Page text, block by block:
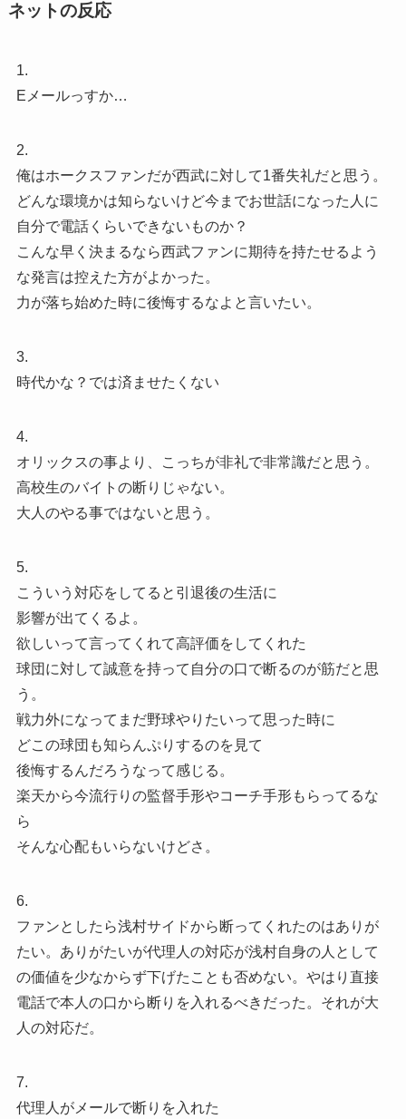
ネットの反応
1.
Eメールっすか…
2.
俺はホークスファンだが西武に対して1番失礼だと思う。
どんな環境かは知らないけど今までお世話になった人に
自分で電話くらいできないものか？
こんな早く決まるなら西武ファンに期待を持たせるよう
な発言は控えた方がよかった。
力が落ち始めた時に後悔するなよと言いたい。
3.
時代かな？では済ませたくない
4.
オリックスの事より、こっちが非礼で非常識だと思う。
高校生のバイトの断りじゃない。
大人のやる事ではないと思う。
5.
こういう対応をしてると引退後の生活に
影響が出てくるよ。
欲しいって言ってくれて高評価をしてくれた
球団に対して誠意を持って自分の口で断るのが筋だと思
う。
戦力外になってまだ野球やりたいって思った時に
どこの球団も知らんぷりするのを見て
後悔するんだろうなって感じる。
楽天から今流行りの監督手形やコーチ手形もらってるな
ら
そんな心配もいらないけどさ。
6.
ファンとしたら浅村サイドから断ってくれたのはありが
たい。ありがたいが代理人の対応が浅村自身の人として
の価値を少なからず下げたことも否めない。やはり直接
電話で本人の口から断りを入れるべきだった。それが大
人の対応だ。
7.
代理人がメールで断りを入れた